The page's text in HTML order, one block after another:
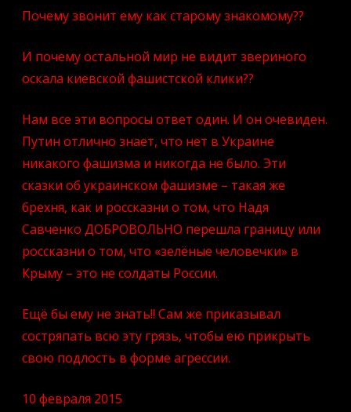
Почему звонит ему как старому знакомому??
И почему остальной мир не видит звериного
оскала киевской фашистской клики??
Нам все эти вопросы ответ один. И он очевиден.
Путин отлично знает, что нет в Украине
никакого фашизма и никогда не было. Эти
сказки об украинском фашизме – такая же
брехня, как и россказни о том, что Надя
Савченко ДОБРОВОЛЬНО перешла границу или
россказни о том, что «зелёные человечки» в
Крыму – это не солдаты России.
Ещё бы ему не знать!! Сам же приказывал
состряпать всю эту грязь, чтобы ею прикрыть
свою подлость в форме агрессии.
10 февраля 2015